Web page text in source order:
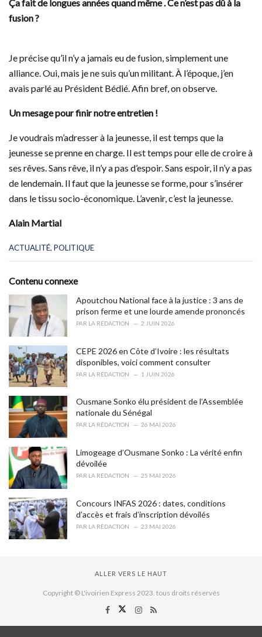
Ça fait de longues années quand même . Ce n’est pas dû à la
fusion ?
Je précise qu’il n’y a jamais eu de fusion, simplement une
alliance. Oui, mais je ne suis qu’un militant. À l’époque, j’en
avais parlé au Président Bédié. Afin bref, on observe.
Un mesage pour finir notre entretien !
Je voudrais m’adresser à la jeunesse, il est temps que la
jeunesse se prenne en charge. Il est temps pour elle de croire à
ses rêves. Sans rêve, il n’y a pas d’espoir. Sans espoir, il n’y a pas
de lendemain. Il faut que la jeunesse se forme, pour s’insérer
dans le tissu socio-économique. L’avenir, c’est la jeunesse.
Alain Martial
C
e
r
i
e
:
ACTUALITÉ, POLITIQUE
Contenu connexe
Apoutchou National face à la justice : 3 ans de
prison ferme et une lourde amende prononcés
PAR LA RÉDACTION 2 JUIN 2026
CEPE 2026 en Côte d’Ivoire : les résultats
disponibles, voici comment consulter
PAR LA RÉDACTION 1 JUIN 2026
Ousmane Sonko élu président de l’Assemblée
nationale du Sénégal
PAR LA RÉDACTION 26 MAI 2026
Limogeage d’Ousmane Sonko : La vérité enfin
dévoilée
PAR LA RÉDACTION 25 MAI 2026
Concours INFAS 2026 : dates, conditions
d’accès et frais d’inscription dévoilés
PAR LA RÉDACTION 23 MAI 2026
ALLER VERS LE HAUT
Copyright © L'ivoirien Express 2023. tous droits réservés